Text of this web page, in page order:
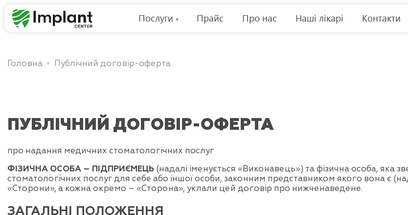
Послуги Прайс Про нас Наші лікарі Контакти
Головна Публічний договір-оферта
ПУБЛІЧНИЙ ДОГОВІР-ОФЕРТА
про надання медичних стоматологічних послуг
ФІЗИЧНА ОСОБА – ПІДПРИЄМЕЦЬ (надалі іменується «Виконавець») та фізична особа,
стоматологічних послуг для себе або іншої особи, законним представником якого вона є
«Сторони», а кожна окремо – «Сторона», уклали цей договір про нижченаведене.
ЗАГАЛЬНІ ПОЛОЖЕННЯ